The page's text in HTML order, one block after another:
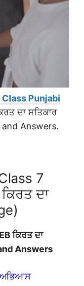
Class Punjabi
ਦਾ ਸਤਿਕਾਰ
Answers.
7
ਦਾ
ਕਿਰਤ ਦਾ
Answers
ਅਭਿਆਸ